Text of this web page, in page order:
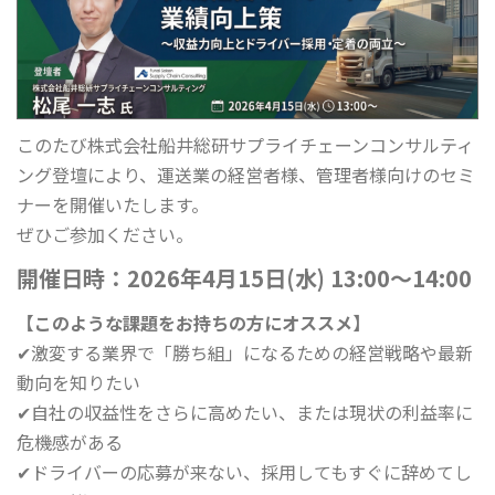
このたび株式会社船井総研サプライチェーンコンサルティ
ング登壇により、運送業の経営者様、管理者様向けのセミ
ナーを開催いたします。
ぜひご参加ください。
開催日時： 2026年4月15日(水) 13:00～14:00
【このような課題をお持ちの方にオススメ】
✔激変する業界で「勝ち組」になるための経営戦略や最新
動向を知りたい
✔自社の収益性をさらに高めたい、または現状の利益率に
危機感がある
✔ドライバーの応募が来ない、採用してもすぐに辞めてし